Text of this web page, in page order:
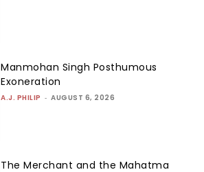
Manmohan Singh Posthumous
Exoneration
A.J. PHILIP - AUGUST 6, 2026
The Merchant and the Mahatma